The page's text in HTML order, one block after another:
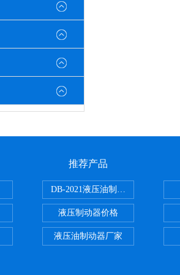
推荐产品
DB-2021液压油制动器
液压制动器价格
液压油制动器厂家